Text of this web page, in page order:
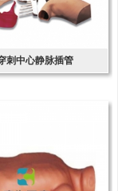
刺中心静脉插管